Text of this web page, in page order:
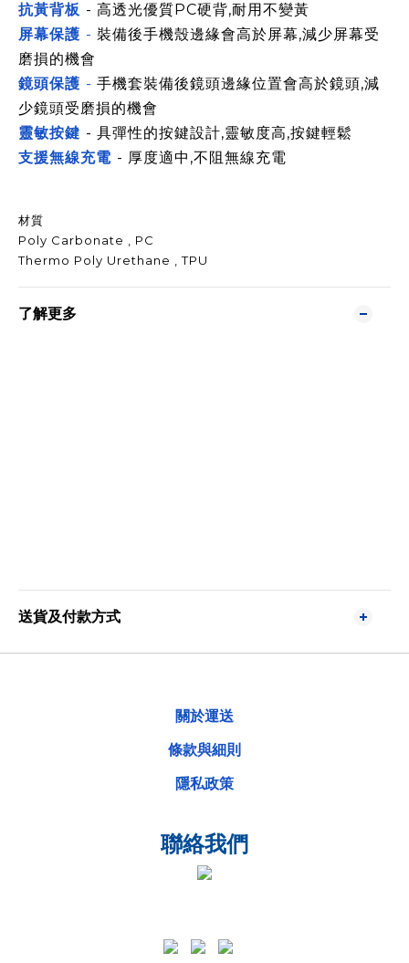
抗黃背板 - 高透光優質PC硬背,耐用不變黃
屏幕保護 - 裝備後手機殼邊緣會高於屏幕,減少屏幕受
磨損的機會
鏡頭保護 - 手機套裝備後鏡頭邊緣位置會高於鏡頭,減
少鏡頭受磨損的機會
靈敏按鍵 - 具彈性的按鍵設計,靈敏度高,按鍵輕鬆
支援無線充電 - 厚度適中,不阻無線充電
材質
Poly Carbonate , PC
Thermo Poly Urethane , TPU
了解更多
送貨及付款方式
關於運送
條款與細則
隱私政策
聯絡我們